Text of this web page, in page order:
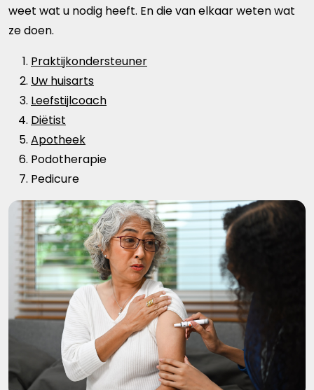
weet wat u nodig heeft. En die van elkaar weten wat
ze doen.
Praktijkondersteuner
Uw huisarts
Leefstijlcoach
Diëtist
Apotheek
Podotherapie
Pedicure